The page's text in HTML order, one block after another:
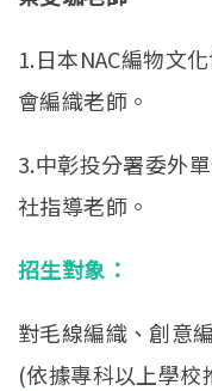
1.日本NAC編物文
會編織老師。
3.中彰投分署委外
社指導老師。
招生對象：
對毛線編織、創意
(依據專科以上學校